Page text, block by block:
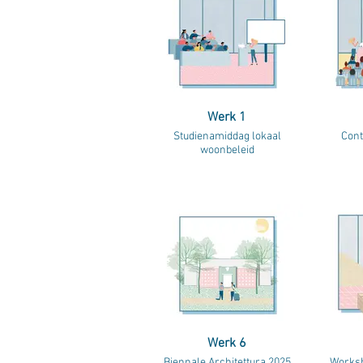
Werk 1
Studienamiddag lokaal
woonbeleid
Werk 6